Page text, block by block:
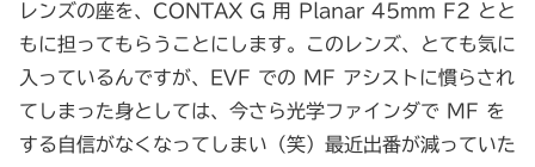
レンズの座を、CONTAX G 用 Planar 45mm F2 とと
もに担ってもらうことにします。このレンズ、とても気に
入っているんですが、EVF での MF アシストに慣らされ
てしまった身としては、今さら光学ファインダで MF を
する自信がなくなってしまい（笑）最近出番が減っていた